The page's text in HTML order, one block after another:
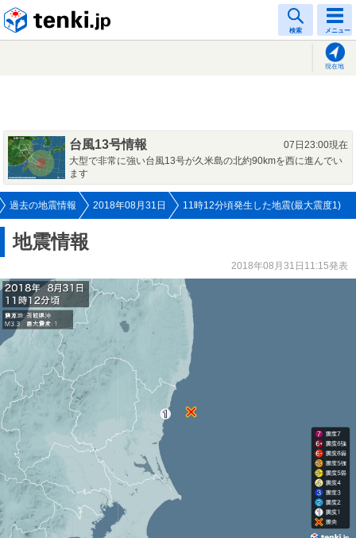
検索 メニュー
現在地
台風13号情報
07日23:00現在
大型で非常に強い台風13号が久米島の北約90kmを西に進んでい
ます
過去の地震情報 2018年08月31日 11時12分頃発生した地震(最大震度1)
地震情報
2018年08月31日11:15発表